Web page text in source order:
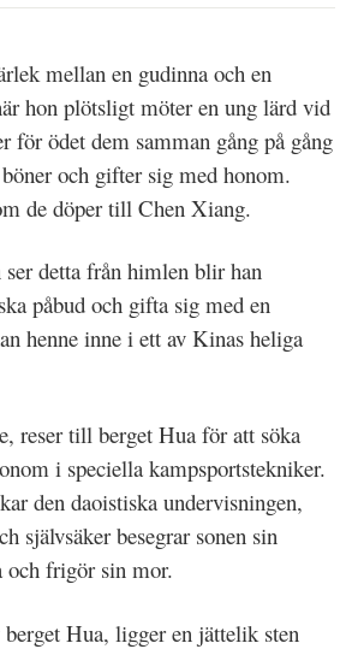
mellan en gudinna och en
hon plötsligt möter en ung lärd vid
ödet dem samman gång på gång
och gifter sig med honom.
de döper till Chen Xiang.
detta från himlen blir han
påbud och gifta sig med en
henne inne i ett av Kinas heliga
reser till berget Hua för att söka
i speciella kampsportstekniker.
den daoistiska undervisningen,
självsäker besegrar sonen sin
och frigör sin mor.
Hua, ligger en jättelik sten